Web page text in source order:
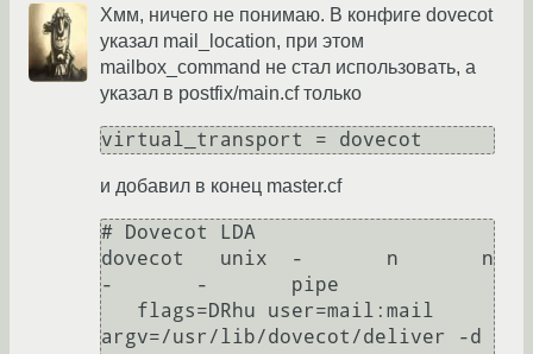
Хмм, ничего не понимаю. В конфиге dovecot
указал mail_location, при этом
mailbox_command не стал использовать, а
указал в postfix/main.cf только
и добавил в конец master.cf
# Dovecot LDA
dovecot   unix  -       n       n
-       -       pipe
argv=/usr/lib/dovecot/deliver -d